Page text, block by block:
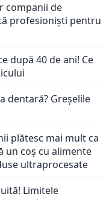
companii de
profesioniști pentru
după 40 de ani! Ce
dentară? Greșelile
plătesc mai mult ca
un coș cu alimente
ultraprocesate
Limitele